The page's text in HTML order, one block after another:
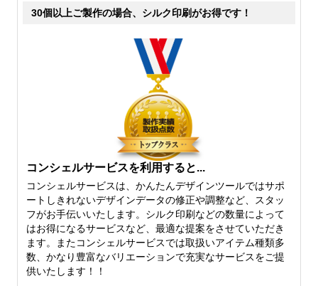
表現が難しいのですが、薄手
の中では、厚手です。透け具
合もだいぶ気にならないレベ
ルです。たたんだりできる厚
若干透けますが、中身が見え
るということは無いと思って
大丈夫です。ここから中厚手
になり、しっかりとした雰囲
気がありながらも、柔らかさ
さになります。
10オンス
10オンスになると、しっかり
としたトートバッグを作りた
いという片には、おすすめで
12オンス
厚手のしっかりトートバッグ
といえば、12オンス。生地も
30個以上ご製作の場合、シルク印刷がお得です！
コンシェルサービスを利用すると...
コンシェルサービスは、かんたんデザインツールではサポ
ートしきれないデザインデータの修正や調整など、スタッ
フがお手伝いいたします。シルク印刷などの数量によって
はお得になるサービスなど、最適な提案をさせていただき
ます。またコンシェルサービスでは取扱いアイテム種類多
数、かなり豊富なバリエーションで充実なサービスをご提
供いたします！！